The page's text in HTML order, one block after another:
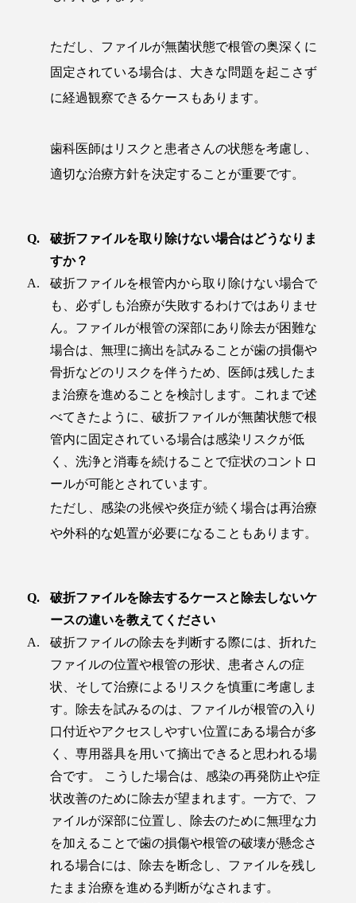
ただし、ファイルが無菌状態で根管の奥深くに
固定されている場合は、大きな問題を起こさず
に経過観察できるケースもあります。
歯科医師はリスクと患者さんの状態を考慮し、
適切な治療方針を決定することが重要です。
破折ファイルを取り除けない場合はどうなりま
すか？
破折ファイルを根管内から取り除けない場合で
も、必ずしも治療が失敗するわけではありませ
ん。ファイルが根管の深部にあり除去が困難な
場合は、無理に摘出を試みることが歯の損傷や
骨折などのリスクを伴うため、医師は残したま
ま治療を進めることを検討します。これまで述
べてきたように、破折ファイルが無菌状態で根
管内に固定されている場合は感染リスクが低
く、洗浄と消毒を続けることで症状のコントロ
ールが可能とされています。
ただし、感染の兆候や炎症が続く場合は再治療
や外科的な処置が必要になることもあります。
破折ファイルを除去するケースと除去しないケ
ースの違いを教えてください
破折ファイルの除去を判断する際には、折れた
ファイルの位置や根管の形状、患者さんの症
状、そして治療によるリスクを慎重に考慮しま
す。除去を試みるのは、ファイルが根管の入り
口付近やアクセスしやすい位置にある場合が多
く、専用器具を用いて摘出できると思われる場
合です。 こうした場合は、感染の再発防止や症
状改善のために除去が望まれます。一方で、フ
ァイルが深部に位置し、除去のために無理な力
を加えることで歯の損傷や根管の破壊が懸念さ
れる場合には、除去を断念し、ファイルを残し
たまま治療を進める判断がなされます。